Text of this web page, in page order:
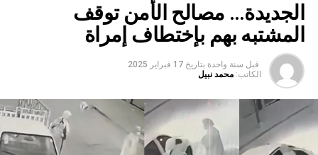
الجديدة… مصالح الأمن توقف
المشتبه بهم بإختطاف إمراة
قبل سنة واحدة بتاريخ 17 فبراير 2025
الكاتب: محمد نبيل